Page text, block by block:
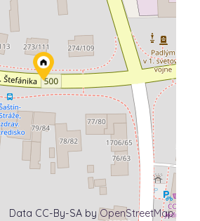
Data CC-By-SA byOpenStreetMap